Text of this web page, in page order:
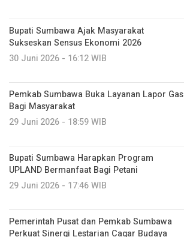
Bupati Sumbawa Ajak Masyarakat
Sukseskan Sensus Ekonomi 2026
30 Juni 2026 - 16:12 WIB
Pemkab Sumbawa Buka Layanan Lapor Gas
Bagi Masyarakat
29 Juni 2026 - 18:59 WIB
Bupati Sumbawa Harapkan Program
UPLAND Bermanfaat Bagi Petani
29 Juni 2026 - 17:46 WIB
Pemerintah Pusat dan Pemkab Sumbawa
Perkuat Sinergi Lestarian Cagar Budaya